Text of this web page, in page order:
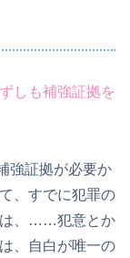
しも補強証拠を
強証拠が必要か
、すでに犯罪の
は、……犯意とか
、自白が唯一の